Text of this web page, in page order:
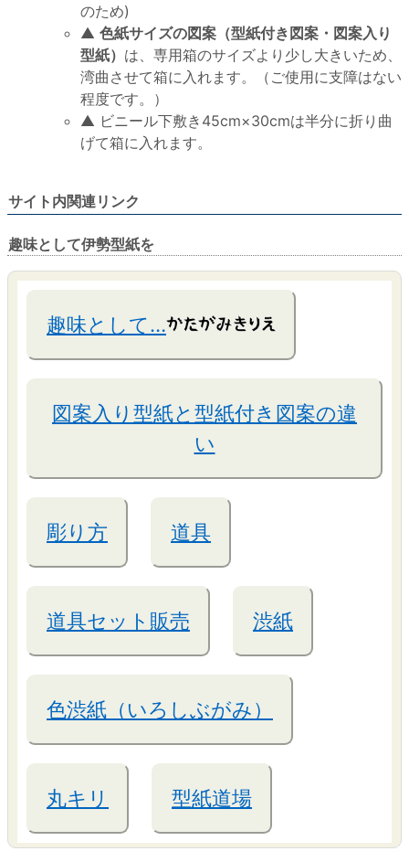
のため)
▲ 色紙サイズの図案（型紙付き図案・図案入り
型紙） は、専用箱のサイズより少し大きいため、
湾曲させて箱に入れます。（ご使用に支障はない
程度です。）
▲ ビニール下敷き45cm×30cmは半分に折り曲
げて箱に入れます。
サイト内関連リンク
趣味として伊勢型紙を
趣味として…
図案入り型紙と型紙付き図案の違
い
彫り方 道具
道具セット販売 渋紙
色渋紙（いろしぶがみ）
丸キリ 型紙道場